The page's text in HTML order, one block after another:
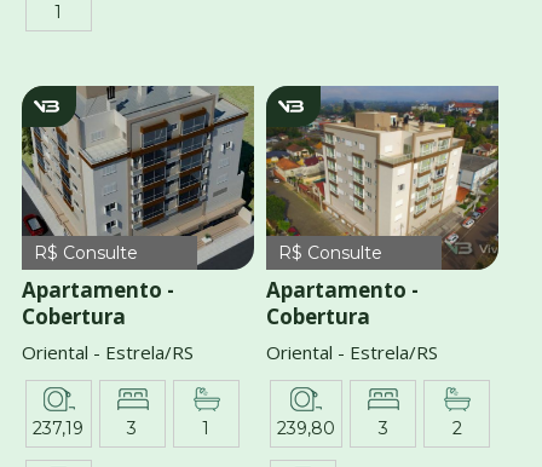
1
V464
R$ Consulte
Apartamento -
Cobertura
Oriental - Estrela/RS
237,19 3 1
v1213
R$ Consulte
Apartamento -
Cobertura
Oriental - Estrela/RS
239,80 3 2